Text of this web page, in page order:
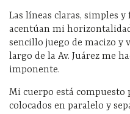
Las líneas claras, simples
acentúan mi
sencillo juego de macizo y
largo de la Av. Juárez me
imponente.
Mi cuerpo está compuesto
colocados en paralelo y